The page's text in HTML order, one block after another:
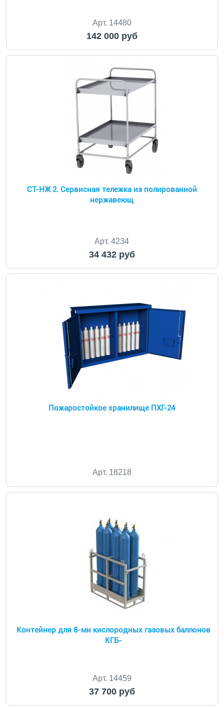
Арт. 14480
142 000 руб
СТ-НЖ 2. Сервисная тележка из полированной
нержавеющ
Арт. 4234
34 432 руб
Пожаростойкое хранилище ПХГ-24
Арт. 18218
Контейнер для 8-ми кислородных газовых баллонов
КГБ-
Арт. 14459
37 700 руб